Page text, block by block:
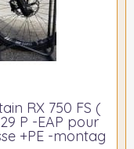
RX 750 FS (
P -EAP pour
+PE -montag